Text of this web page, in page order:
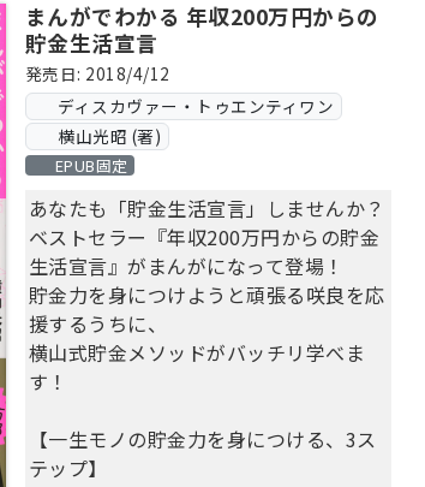
プ! でも大反響。
70万部突破の人気シリーズ最新刊。
老後はいったいどうなるの？
□貯金がないけれど年金だけで生活して
いけないんですよね？
□病気になったら治療費や入院費は払え
るのかな
□民間老人ホームは高いし、行き場がな
くなったらどうしよう
□年金ってこれからどんどん減らされる
のでしょうか？
□ 食費を切り詰めて娯楽もいっさいナ
→１つでもあてはまる方は、本書で解
まんがでわかる 年収200万円からの
貯金生活宣言
発売日: 2018/4/12
ディスカヴァー・トゥエンティワン
横山光昭 (著)
EPUB固定
あなたも「貯金生活宣言」しませんか？
ベストセラー『年収200万円からの貯金
生活宣言』がまんがになって登場！
貯金力を身につけようと頑張る咲良を応
援するうちに、
横山式貯金メソッドがバッチリ学べま
す！
【一生モノの貯金力を身につける、3ス
テップ】